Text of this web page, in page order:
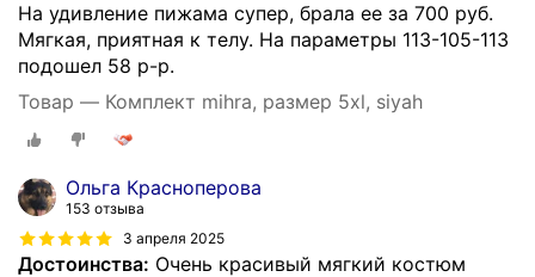
На удивление пижама супер, брала ее за 700 руб.
Мягкая, приятная к телу. На параметры 113-105-113
подошел 58 р-р.
Товар — Комплект mihra, размер 5xl, siyah
Ольга Красноперова
153 отзыва
3 апреля 2025
Достоинства: Очень красивый мягкий костюм